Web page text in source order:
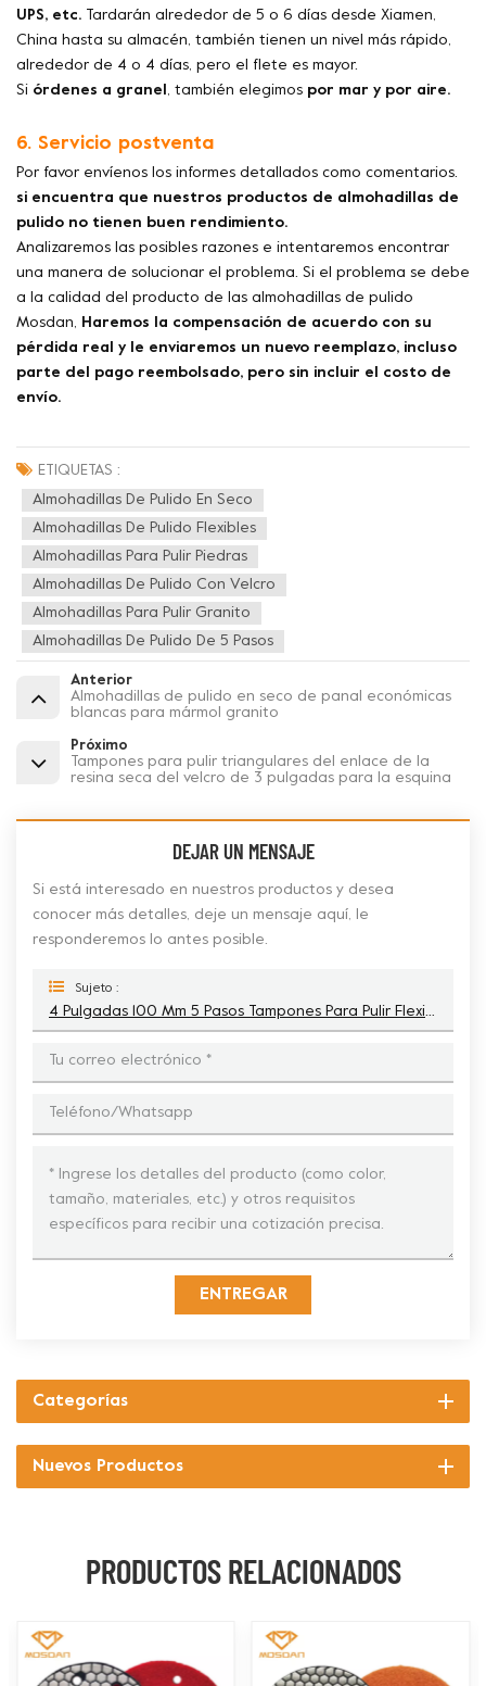
UPS, etc. Tardarán alrededor de 5 o 6 días desde Xiamen,
China hasta su almacén, también tienen un nivel más rápido,
alrededor de 4 o 4 días, pero el flete es mayor.
Si órdenes a granel , también elegimos por mar y por aire.
6. Servicio postventa
Por favor envíenos los informes detallados como comentarios.
si encuentra que nuestros productos de almohadillas de
pulido no tienen buen rendimiento.
Analizaremos las posibles razones e intentaremos encontrar
una manera de solucionar el problema. Si el problema se debe
a la calidad del producto de las almohadillas de pulido
Mosdan, Haremos la compensación de acuerdo con su
pérdida real y le enviaremos un nuevo reemplazo, incluso
parte del pago reembolsado, pero sin incluir el costo de
envío.
ETIQUETAS :
Almohadillas De Pulido En Seco
Almohadillas De Pulido Flexibles
Almohadillas Para Pulir Piedras
Almohadillas De Pulido Con Velcro
Almohadillas Para Pulir Granito
Almohadillas De Pulido De 5 Pasos
Anterior
Almohadillas de pulido en seco de panal económicas
blancas para mármol granito
Próximo
Tampones para pulir triangulares del enlace de la
resina seca del velcro de 3 pulgadas para la esquina
DEJAR UN MENSAJE
Si está interesado en nuestros productos y desea
conocer más detalles, deje un mensaje aquí, le
responderemos lo antes posible.
Sujeto :
ENTREGAR
Categorías
Nuevos Productos
PRODUCTOS RELACIONADOS